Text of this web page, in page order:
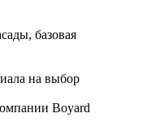
базовая
на выбор
Boyard